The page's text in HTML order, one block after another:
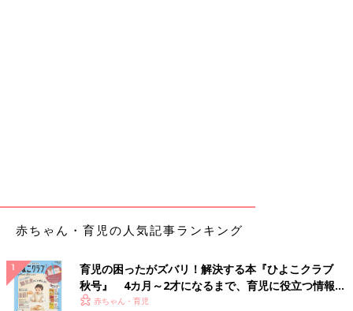
赤ちゃん・育児の人気記事ランキング
育児の困ったがズバリ！解決する本『ひよこクラブ
秋号』 4カ月～2才になるまで、育児に役立つ情報が
いっぱい！
赤ちゃん・育児